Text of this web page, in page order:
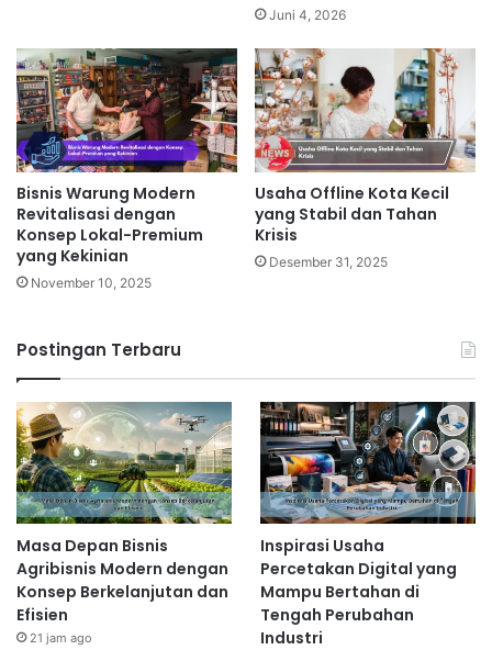
Juni 4, 2026
Bisnis Warung Modern
Revitalisasi dengan
Konsep Lokal-Premium
yang Kekinian
November 10, 2025
Usaha Offline Kota Kecil
yang Stabil dan Tahan
Krisis
Desember 31, 2025
Postingan Terbaru
Masa Depan Bisnis
Agribisnis Modern dengan
Konsep Berkelanjutan dan
Efisien
21 jam ago
Inspirasi Usaha
Percetakan Digital yang
Mampu Bertahan di
Tengah Perubahan
Industri